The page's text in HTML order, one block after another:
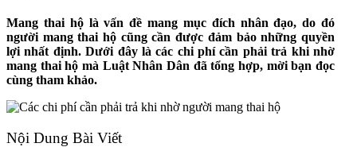
Mang thai hộ là vấn đề mang mục đích nhân đạo, do đó
người mang thai hộ cũng cần được đảm bảo những quyền
lợi nhất định. Dưới đây là các chi phí cần phải trả khi nhờ
mang thai hộ mà Luật Nhân Dân đã tổng hợp, mời bạn đọc
cùng tham khảo.
Nội Dung Bài Viết